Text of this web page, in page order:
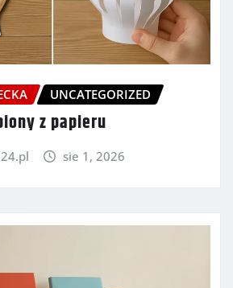
UNCATEGORIZED
z papieru
sie 1, 2026